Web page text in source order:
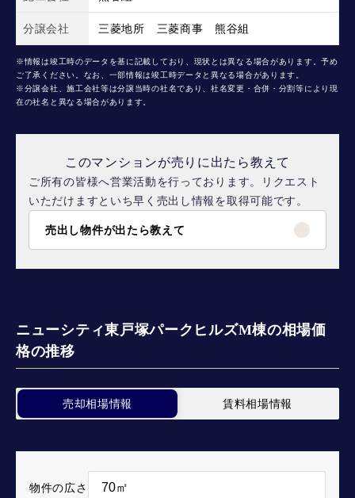
分譲会社 三菱地所 三菱商事 熊谷組
※情報は竣工時のデータを基に記載しており、現状とは異なる場合があります。予め
ご了承ください。なお、一部情報は竣工時データと異なる場合があります。
※分譲会社、施工会社等は分譲当時の社名であり、社名変更・合併・分割等により現
在の社名と異なる場合があります。
このマンションが売りに出たら教えて
ご所有の皆様へ営業活動を行っております。リクエスト
いただけますといち早く売出し情報を取得可能です。
売出し物件が出たら教えて
ニューシティ東戸塚パークヒルズM棟の相場価
格の推移
売却相場情報 賃料相場情報
物件の広さ